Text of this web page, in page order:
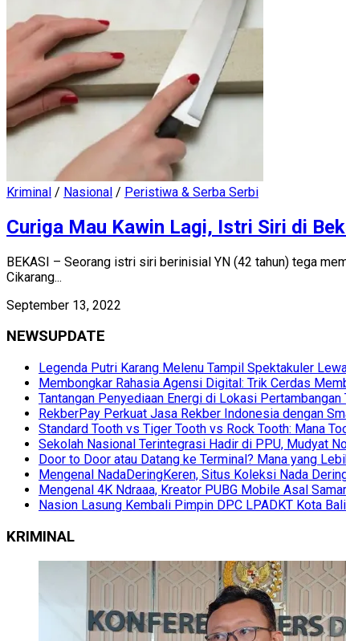
Kriminal / Nasional / Peristiwa & Serba Serbi
Curiga Mau Kawin Lagi, Istri Siri di
BEKASI – Seorang istri siri berinisial YN (42 tahun) tega
Cikarang...
September 13, 2022
NEWSUPDATE
Legenda Putri Karang Melenu Tampil Spektakuler
Membongkar Rahasia Agensi Digital: Trik Cerdas
Tantangan Penyediaan Energi di Lokasi Pertambangan
RekberPay Perkuat Jasa Rekber Indonesia dengan
Standard Tooth vs Tiger Tooth vs Rock Tooth: Mana
Sekolah Nasional Terintegrasi Hadir di PPU, Mudyat
Door to Door atau Datang ke Terminal? Mana yang
Mengenal NadaDeringKeren, Situs Koleksi Nada
Mengenal 4K Ndraaa, Kreator PUBG Mobile Asal
Nasion Lasung Kembali Pimpin DPC LPADKT Kota
KRIMINAL